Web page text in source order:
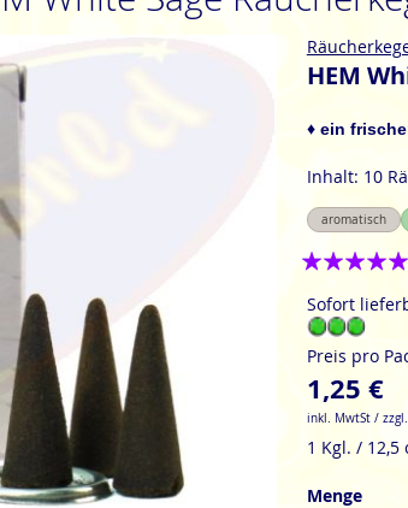
HEM
♦ ein
Inhalt: 10
aromatisch
Bewertung:
Sofort
Preis pro
1,25 €
inkl. MwtSt /
1 Kgl. / 12,5
Menge